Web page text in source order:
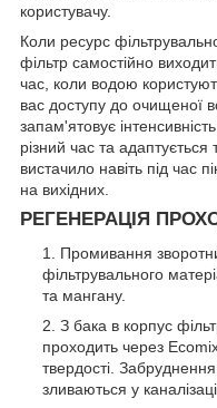
користувачу.
Коли ресурс
фільтр самостійно
час, коли водою
вас доступу до очищеної
запам'ятовує
різний час та
вистачило навіть під час
на вихідних.
РЕГЕНЕРАЦІЯ
Промивання
фільтрувального
та мангану.
З бака в корпус
проходить через
твердості.
зливаються у